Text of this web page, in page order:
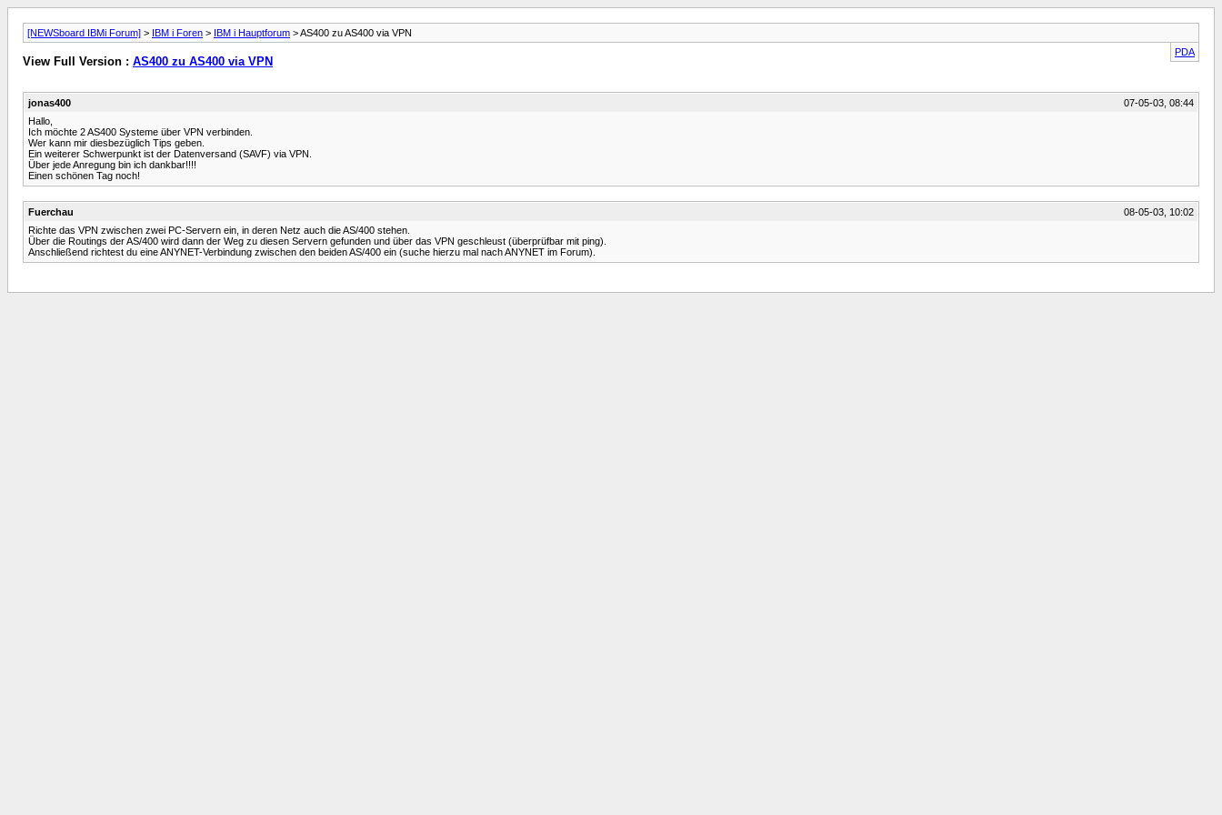
[NEWSboard IBMi Forum] > IBM i Foren > IBM i Hauptforum > AS400 zu AS400 via VPN
PDA
View Full Version : AS400 zu AS400 via VPN
jonas400
07-05-03, 08:44
Hallo,
Ich möchte 2 AS400 Systeme über VPN verbinden.
Wer kann mir diesbezüglich Tips geben.
Ein weiterer Schwerpunkt ist der Datenversand (SAVF) via VPN.
Über jede Anregung bin ich dankbar!!!!
Einen schönen Tag noch!
Fuerchau
08-05-03, 10:02
Richte das VPN zwischen zwei PC-Servern ein, in deren Netz auch die AS/400 stehen.
Über die Routings der AS/400 wird dann der Weg zu diesen Servern gefunden und über das VPN geschleust (überprüfbar mit ping).
Anschließend richtest du eine ANYNET-Verbindung zwischen den beiden AS/400 ein (suche hierzu mal nach ANYNET im Forum).